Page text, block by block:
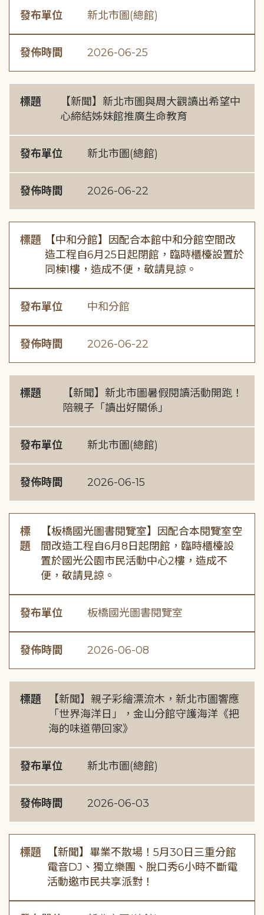
發布單位 新北市圖(總館)
發佈時間 2026-06-25
標題
【新聞】新北市圖與周大觀讀出希望中
心締結姊妹館推廣生命教育
發布單位 新北市圖(總館)
發佈時間 2026-06-22
標題
【中和分館】因配合本館中和分館空間改
造工程自6月25日起閉館，臨時櫃檯設置於
同棟1樓，造成不便，敬請見諒。
發布單位 中和分館
發佈時間 2026-06-22
標題
【新聞】新北市圖暑假閱讀活動開跑！
陪親子「讀出好關係」
發布單位 新北市圖(總館)
發佈時間 2026-06-15
標
題
【板橋國光圖書閱覽室】因配合本閱覽室空
間改造工程自6月8日起閉館，臨時櫃檯設
置於國光公園市民活動中心2樓，造成不
便，敬請見諒。
發布單位 板橋國光圖書閱覽室
發佈時間 2026-06-08
標題
【新聞】親子彩繪漂流木，新北市圖響應
「世界海洋日」，金山分館守護海洋《把
海的味道帶回家》
發布單位 新北市圖(總館)
發佈時間 2026-06-03
標題
【新聞】畢業不散場！5月30日三重分館
電音DJ、獨立樂團、脫口秀6小時不斷電
活動邀市民共享派對！